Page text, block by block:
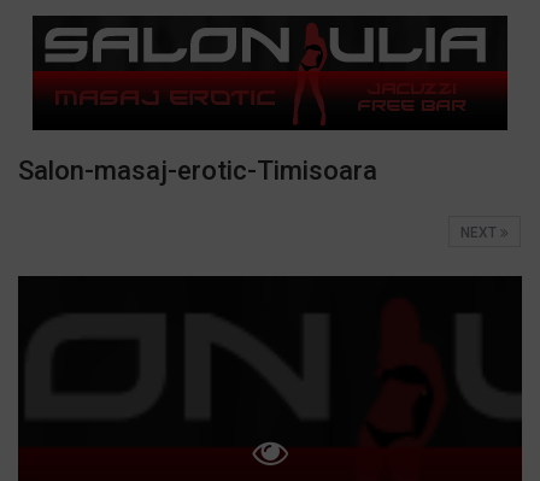
Salon-masaj-erotic-Timisoara
NEXT